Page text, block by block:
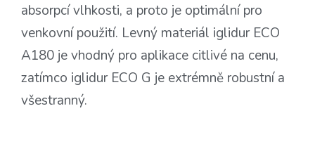
absorpcí vlhkosti, a proto je optimální pro
venkovní použití. Levný materiál iglidur ECO
A180 je vhodný pro aplikace citlivé na cenu,
zatímco iglidur ECO G je extrémně robustní a
všestranný.